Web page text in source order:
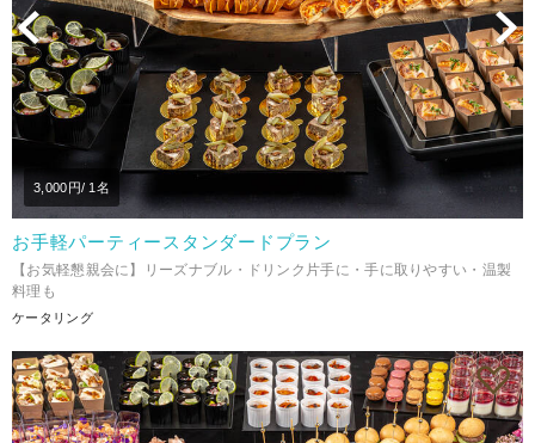
Previous
3,000円/ 1名
お手軽パーティースタンダードプラン
【お気軽懇親会に】リーズナブル・ドリンク片手に・手に取りやすい・温製
料理も
ケータリング